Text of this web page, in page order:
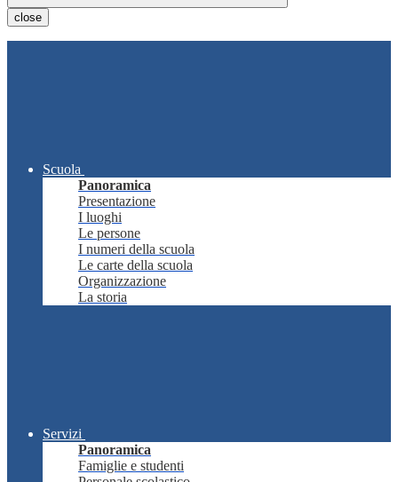
close
Scuola
Panoramica
Presentazione
I luoghi
Le persone
I numeri della scuola
Le carte della scuola
Organizzazione
La storia
Servizi
Panoramica
Famiglie e studenti